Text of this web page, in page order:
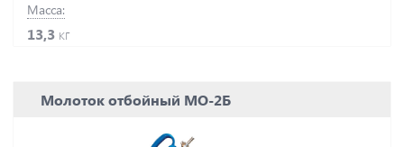
Масса:
13,3 кг
Молоток отбойный МО-2Б